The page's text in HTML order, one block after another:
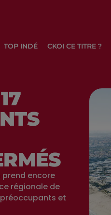
TOP INDÉ CKOI CE TITRE ?
encore
régionale de
et